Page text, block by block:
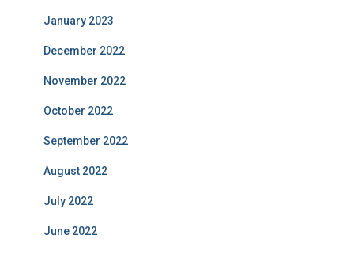
January 2023
December 2022
November 2022
October 2022
September 2022
August 2022
July 2022
June 2022